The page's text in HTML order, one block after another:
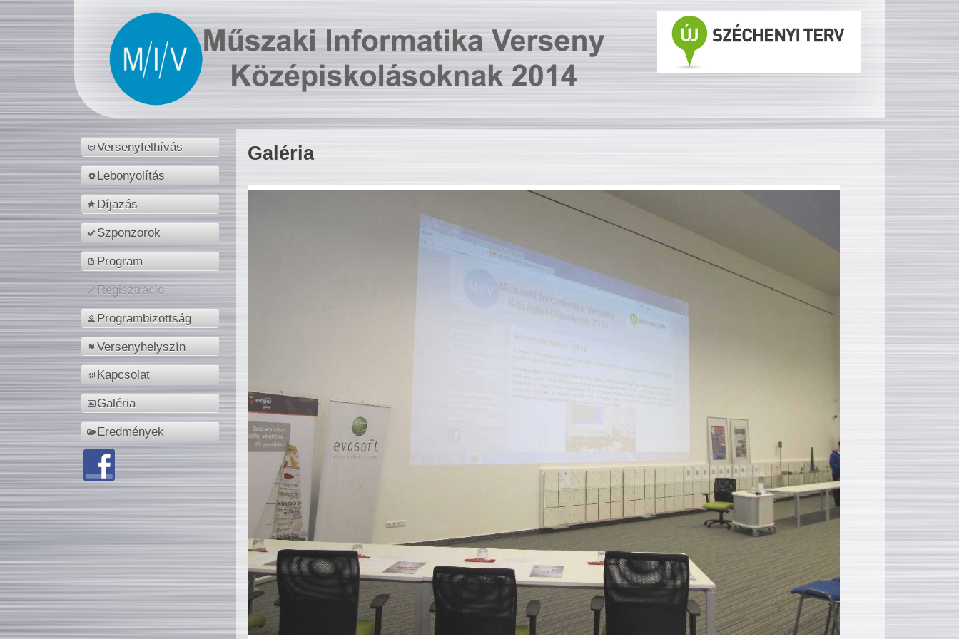
Versenyfelhívás
Lebonyolítás
Díjazás
Szponzorok
Program
Regisztráció
Programbizottság
Versenyhelyszín
Kapcsolat
Galéria
Eredmények
Galéria